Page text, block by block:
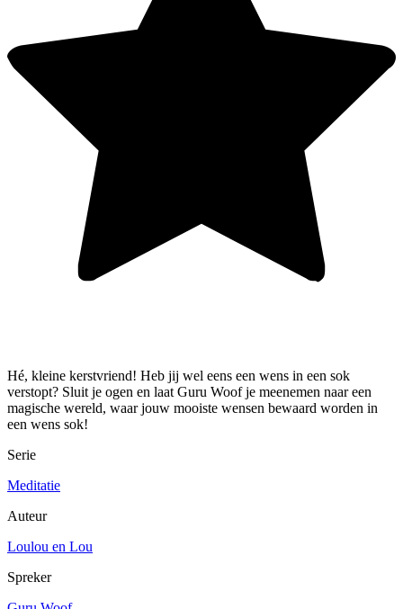
Hé, kleine kerstvriend! Heb jij wel eens een wens in een sok
verstopt? Sluit je ogen en laat Guru Woof je meenemen naar een
magische wereld, waar jouw mooiste wensen bewaard worden in
een wens sok!
Serie
Meditatie
Auteur
Loulou en Lou
Spreker